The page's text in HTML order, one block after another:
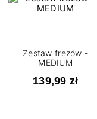
Zestaw frezów -
MEDIUM
139,99 zł